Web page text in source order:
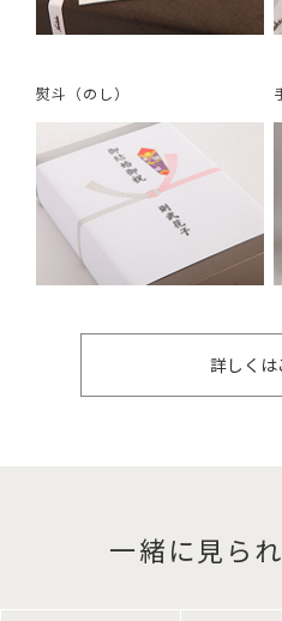
熨斗（のし）
詳しくは
一緒に見ら